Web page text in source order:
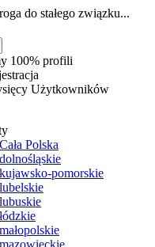
do stałego związku...
100% profili
Użytkowników
Cała Polska
dolnośląskie
kujawsko-pomorskie
lubelskie
lubuskie
łódzkie
małopolskie
mazowieckie